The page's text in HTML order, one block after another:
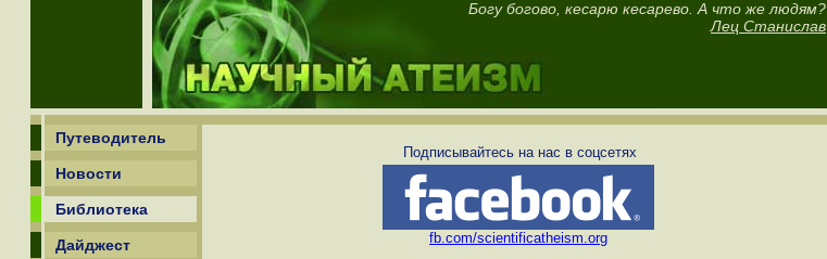
Богу богово, кесарю кесарево. А что же людям?
Лец Станислав
Путеводитель
Новости
Библиотека
Дайджест
Подписывайтесь на нас в соцсетях
fb.com/scientificatheism.org